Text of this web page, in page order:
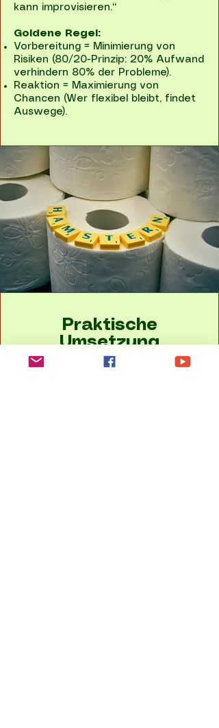
kann improvisieren.“
Goldene Regel:
Vorbereitung = Minimierung von
Risiken (80/20-Prinzip: 20% Aufwand
verhindern 80% der Probleme).
Reaktion = Maximierung von
Chancen (Wer flexibel bleibt, findet
Auswege).
Praktische
Umsetzung
Für Prepper &